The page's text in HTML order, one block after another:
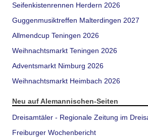
Seifenkistenrennen Herdern 2026
Guggenmusiktreffen Malterdingen 2027
Allmendcup Teningen 2026
Weihnachtsmarkt Teningen 2026
Adventsmarkt Nimburg 2026
Weihnachtsmarkt Heimbach 2026
Neu auf Alemannischen-Seiten
Dreisamtäler - Regionale Zeitung im
Freiburger Wochenbericht